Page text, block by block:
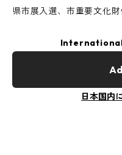
県市展入選、市重要文化財
日本国内